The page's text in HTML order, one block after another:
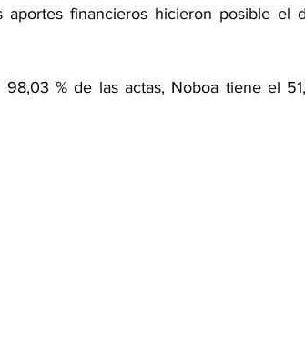
aportes financieros hicieron posible el
98,03 % de las actas, Noboa tiene el